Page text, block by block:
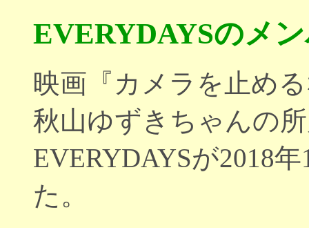
EVERYDAYSのメ
映画『カメラを止め
秋山ゆずきちゃんの
EVERYDAYSが2018
た。